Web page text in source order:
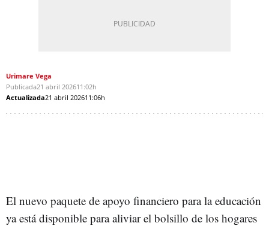
Urimare Vega
Publicada21 abril 202611:02h
Actualizada21 abril 202611:06h
El nuevo paquete de apoyo financiero para la educación
ya está disponible para aliviar el bolsillo de los hogares